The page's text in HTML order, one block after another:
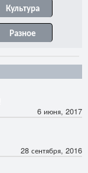
Культура
Разное
6 июня, 2017
28 сентября, 2016